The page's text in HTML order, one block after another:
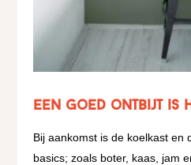
Een goed ontbijt is
Bij aankomst is de koelkast en
basics; zoals boter, kaas, jam